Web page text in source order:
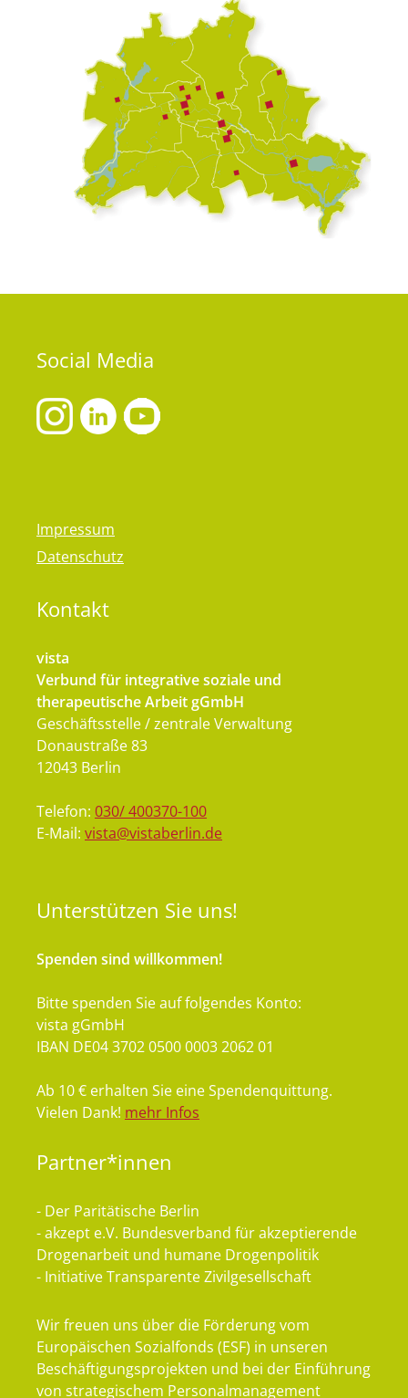
Social Media
Impressum
Datenschutz
Kontakt
vista
Verbund für integrative soziale und
therapeutische Arbeit gGmbH
Geschäftsstelle / zentrale Verwaltung
Donaustraße 83
12043 Berlin
Telefon: 030/ 400370-100
E-Mail: vista@vistaberlin.de
Unterstützen Sie uns!
Spenden sind willkommen!
Bitte spenden Sie auf folgendes Konto:
vista gGmbH
IBAN DE04 3702 0500 0003 2062 01
Ab 10 € erhalten Sie eine Spendenquittung.
Vielen Dank! mehr Infos
Partner*innen
- Der Paritätische Berlin
- akzept e.V. Bundesverband für akzeptierende
Drogenarbeit und humane Drogenpolitik
- Initiative Transparente Zivilgesellschaft
Wir freuen uns über die Förderung vom
Europäischen Sozialfonds (ESF) in unseren
Beschäftigungsprojekten und bei der Einführung
von strategischem Personalmanagement